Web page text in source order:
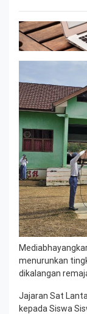
menurunkan
dikalangan
Jajaran Sat
kepada Siswa